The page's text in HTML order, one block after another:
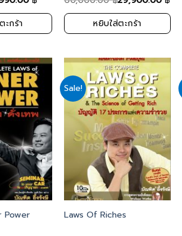
ะกร้า
หยิบใส่ตะกร้า
Add
to
wishlist
Power
Sale!
Add
to
wishlist
Laws Of Riches